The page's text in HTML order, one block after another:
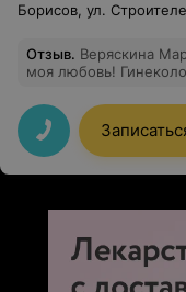
Борисов, ул.
Отзыв. Веряскина
моя любовь! Гинеколог и узист
подскажет как
лучшая!